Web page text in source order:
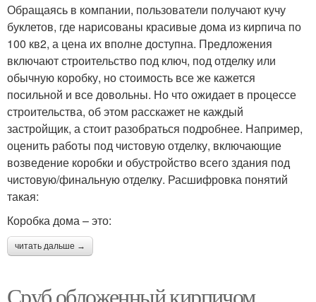
Обращаясь в компании, пользователи получают кучу
буклетов, где нарисованы красивые дома из кирпича по
100 кв2, а цена их вполне доступна. Предложения
включают строительство под ключ, под отделку или
обычную коробку, но стоимость все же кажется
посильной и все довольны. Но что ожидает в процессе
строительства, об этом расскажет не каждый
застройщик, а стоит разобраться подробнее. Например,
оценить работы под чистовую отделку, включающие
возведение коробки и обустройство всего здания под
чистовую/финальную отделку. Расшифровка понятий
такая:
Коробка дома – это:
читать дальше →
Сруб обложенный кирпичом